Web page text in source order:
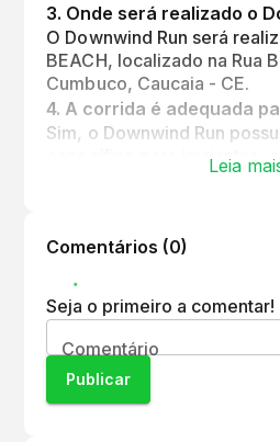
3. Onde será realizado o
O Downwind Run será
BEACH, localizado na Rua
Cumbuco, Caucaia - CE.
4. A corrida é adequada
Sim, o Downwind Run
específico para iniciantes,
Além da corrida, o evento
manhã completo e
para os participantes.
Leia
Comentários (0)
Seja o primeiro a comentar!
Comentário
Publicar